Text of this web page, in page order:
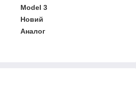
Model 3
Новий
Аналог